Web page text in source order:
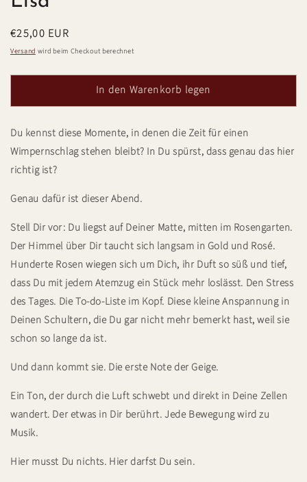
Normaler
Preis
€25,00 EUR
Versand wird beim Checkout berechnet
In den Warenkorb legen
Du kennst diese Momente, in denen die Zeit für einen
Wimpernschlag stehen bleibt? In Du spürst, dass genau das hier
richtig ist?
Genau dafür ist dieser Abend.
Stell Dir vor: Du liegst auf Deiner Matte, mitten im Rosengarten.
Der Himmel über Dir taucht sich langsam in Gold und Rosé.
Hunderte Rosen wiegen sich um Dich, ihr Duft so süß und tief,
dass Du mit jedem Atemzug ein Stück mehr loslässt. Den Stress
des Tages. Die To-do-Liste im Kopf. Diese kleine Anspannung in
Deinen Schultern, die Du gar nicht mehr bemerkt hast, weil sie
schon so lange da ist.
Und dann kommt sie. Die erste Note der Geige.
Ein Ton, der durch die Luft schwebt und direkt in Deine Zellen
wandert. Der etwas in Dir berührt. Jede Bewegung wird zu
Musik.
Hier musst Du nichts. Hier darfst Du sein.